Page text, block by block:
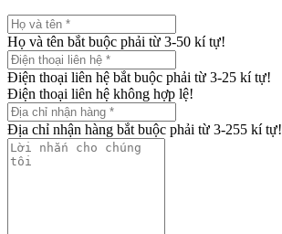
Họ và tên bắt buộc phải từ 3-50 kí tự!
Điện thoại liên hệ bắt buộc phải từ 3-25 kí tự!
Điện thoại liên hệ không hợp lệ!
Địa chỉ nhận hàng bắt buộc phải từ 3-255 kí tự!